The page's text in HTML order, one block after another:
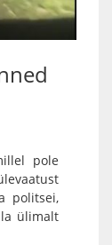
pole
politsei,
ülimalt